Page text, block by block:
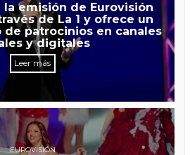
la emisión de Eurovisión
de La 1 y ofrece un
de patrocinios en canales
y digitales
Leer más
EUROVISIÓN